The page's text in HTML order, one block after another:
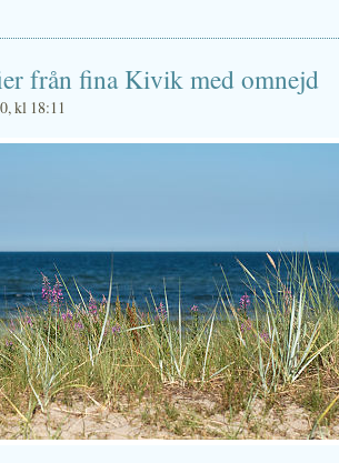
från fina Kivik med omnejd
kl 18:11